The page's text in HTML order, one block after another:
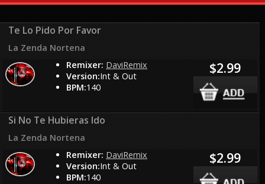
Te Lo Pido Por Favor
La Zenda Nortena
Remixer: DaviRemix
Version:Int & Out
BPM:140
$2.99
Si No Te Hubieras Ido
La Zenda Nortena
Remixer: DaviRemix
Version:Int & Out
BPM:140
$2.99